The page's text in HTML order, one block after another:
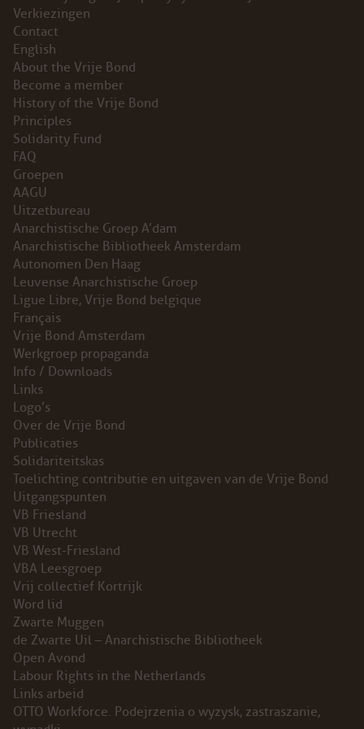
INSTAGRAM
BLUESKY
ENGLISH
ABOUT THE VRIJE BOND
PRINCIPLES
BECOME A MEMBER
SOLIDARITY FUND
HISTORY OF THE VRIJE BOND
FREE ASSOCIATION
Verkiezingen
Contact
English
About the Vrije Bond
Become a member
History of the Vrije Bond
Principles
Solidarity Fund
FAQ
Groepen
AAGU
Uitzetbureau
Anarchistische Groep A’dam
Anarchistische Bibliotheek Amsterdam
Autonomen Den Haag
Leuvense Anarchistische Groep
Ligue Libre, Vrije Bond belgique
Français
Vrije Bond Amsterdam
Werkgroep propaganda
Info / Downloads
Links
Logo’s
Over de Vrije Bond
Publicaties
Solidariteitskas
Toelichting contributie en uitgaven van de Vrije Bond
Uitgangspunten
VB Friesland
VB Utrecht
VB West-Friesland
VBA Leesgroep
Vrij collectief Kortrijk
Word lid
Zwarte Muggen
de Zwarte Uil – Anarchistische Bibliotheek
Open Avond
Labour Rights in the Netherlands
Links arbeid
OTTO Workforce. Podejrzenia o wyzysk, zastraszanie,